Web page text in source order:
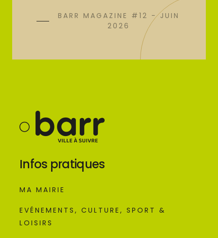
BARR MAGAZINE #12 - JUIN
2026
Infos pratiques
MA MAIRIE
EVÉNEMENTS, CULTURE, SPORT &
LOISIRS